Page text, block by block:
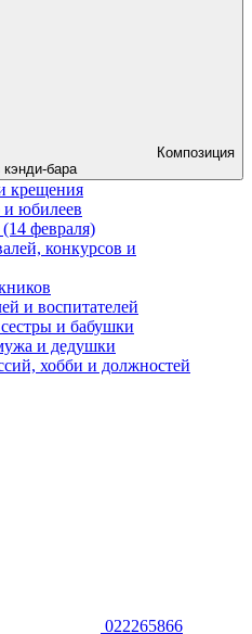
Композиция
кэнди-бара
крещения
и юбилеев
февраля)
конкурсов и
и воспитателей
и бабушки
и дедушки
хобби и должностей
022265866